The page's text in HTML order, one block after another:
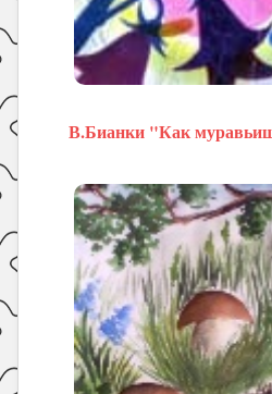
В.Бианки "Как